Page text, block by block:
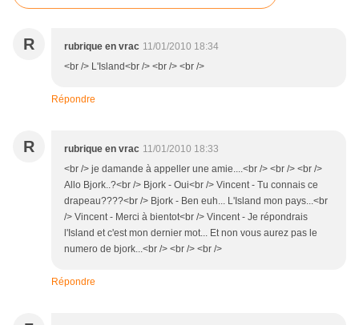
R rubrique en vrac 11/01/2010 18:34
<br /> L'Island<br /> <br /> <br />
Répondre
R rubrique en vrac 11/01/2010 18:33
<br /> je damande à appeller une amie....<br /> <br /> <br />
Allo Bjork..?<br /> Bjork - Oui<br /> Vincent - Tu connais ce
drapeau????<br /> Bjork - Ben euh... L'Island mon pays...<br
/> Vincent - Merci à bientot<br /> Vincent - Je répondrais
l'Island et c'est mon dernier mot... Et non vous aurez pas le
numero de bjork...<br /> <br /> <br />
Répondre